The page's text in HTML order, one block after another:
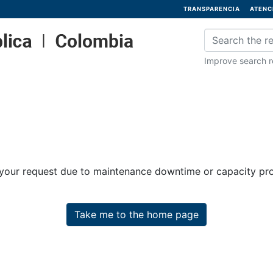
TRANSPARENCIA
Improve search
request due to maintenance downtime or capacity
Take me to the home page